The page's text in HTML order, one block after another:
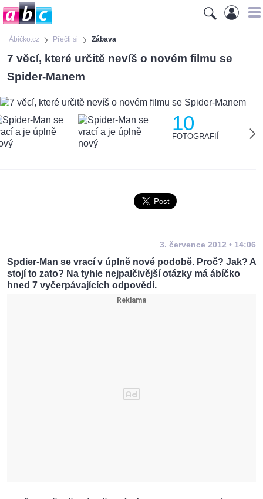
Ábíčko.cz Přečti si Zábava
7 věcí, které určitě nevíš o novém filmu se
Spider-Manem
10
FOTOGRAFIÍ
3. července 2012 • 14:06
Spdier-Man se vrací v úplně nové podobě. Proč? Jak? A
stojí to zato? Na tyhle nejpalčivější otázky má ábíčko
hned 7 vyčerpávajících odpovědí.